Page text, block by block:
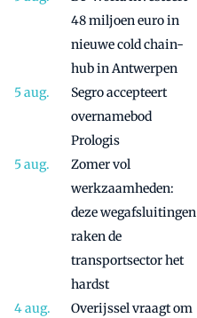
48 miljoen euro in
nieuwe cold chain-
hub in Antwerpen
Segro accepteert
overnamebod
Prologis
Zomer vol
werkzaamheden:
deze wegafsluitingen
raken de
transportsector het
hardst
Overijssel vraagt om